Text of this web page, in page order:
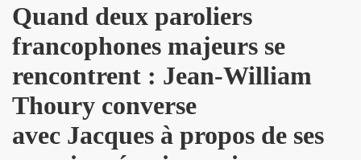
Quand deux paroliers
francophones majeurs se
rencontrent : Jean-William
Thoury converse
avec Jacques à propos de ses
le 20 juillet 2010 aux "TOILES DU SUD" a COTIGNAC
a NICE (06).
juin 2010 a l'EDEN ROC a ANTIBES (06).
le 4 juin 2010 au CLOITRE DES JACOBINS a